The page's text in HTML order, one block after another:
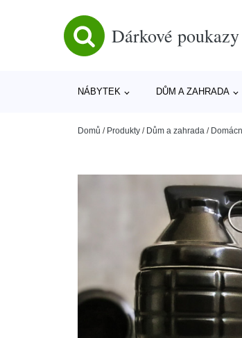
Dárkové
NÁBYTEK DŮM A ZAHRADA
Domů / Produkty / Dům a zahrada /